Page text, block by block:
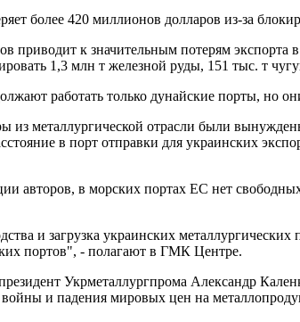
более 420 миллионов долларов из-за
приводит к значительным потерям
1,3 млн т железной руды, 151 тыс. т
работать только дунайские порты, но
из металлургической отрасли были
в порт отправки для украинских
авторов, в морских портах ЕС нет
и загрузка украинских
портов", - полагают в ГМК Центре.
Укрметаллургпрома Александр
войны и падения мировых цен на